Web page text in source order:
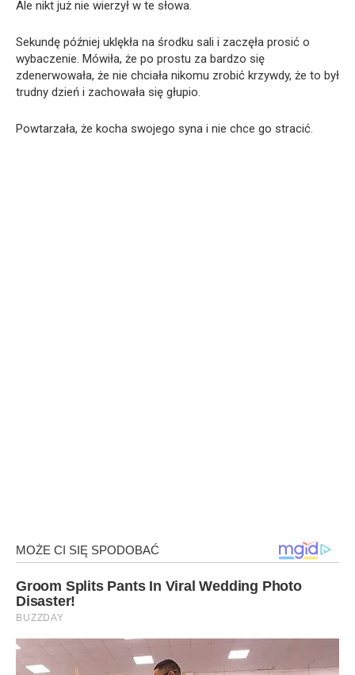
Ale nikt już nie wierzył w te słowa.
Sekundę później uklękła na środku sali i zaczęła prosić o
wybaczenie. Mówiła, że po prostu za bardzo się
zdenerwowała, że nie chciała nikomu zrobić krzywdy, że to był
trudny dzień i zachowała się głupio.
Powtarzała, że kocha swojego syna i nie chce go stracić.